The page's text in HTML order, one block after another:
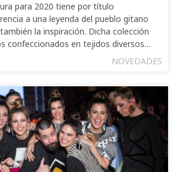
para 2020 tiene por título
a una leyenda del pueblo gitano
la inspiración. Dicha colección
confeccionados en tejidos diversos…
NOVEDADES